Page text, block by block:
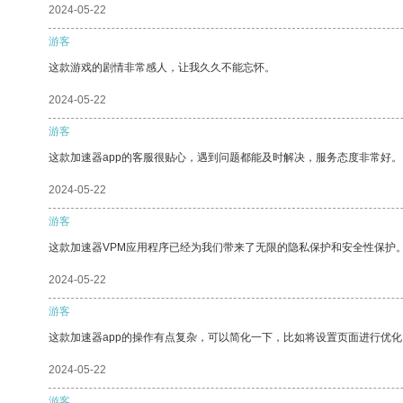
2024-05-22
游客
这款游戏的剧情非常感人，让我久久不能忘怀。
2024-05-22
游客
这款加速器app的客服很贴心，遇到问题都能及时解决，服务态度非常好。
2024-05-22
游客
这款加速器VPM应用程序已经为我们带来了无限的隐私保护和安全性保护
2024-05-22
游客
这款加速器app的操作有点复杂，可以简化一下，比如将设置页面进行优
2024-05-22